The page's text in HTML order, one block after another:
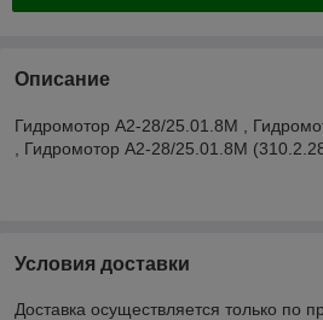
Описание
Гидромотор А2-28/25.01.8М ,
, Гидромотор А2-28/25.01.8М
Условия доставки
Доставка осуществляется только по